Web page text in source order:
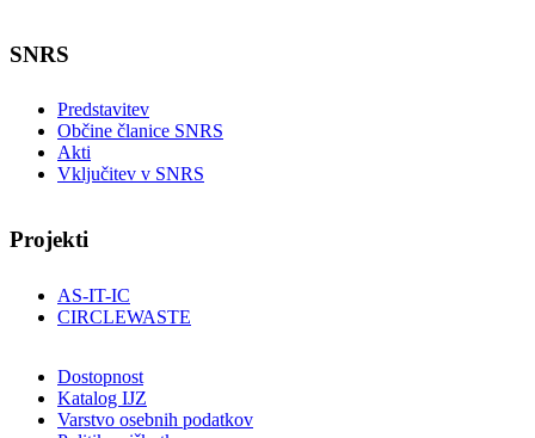
SNRS
Predstavitev
Občine članice SNRS
Akti
Vključitev v SNRS
Projekti
AS-IT-IC
CIRCLEWASTE
Dostopnost
Katalog IJZ
Varstvo osebnih podatkov